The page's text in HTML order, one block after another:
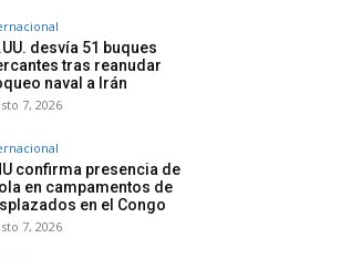
desvía 51 buques
tras reanudar
naval a Irán
7, 2026
confirma presencia de
en campamentos de
en el Congo
7, 2026